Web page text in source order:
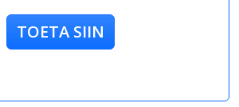
TOETA SIIN